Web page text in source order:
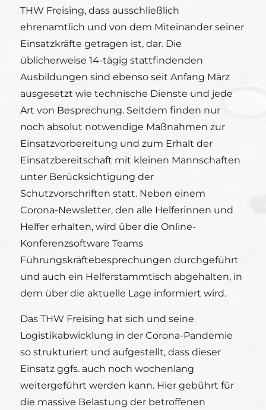
THW Freising, dass ausschließlich
ehrenamtlich und von dem Miteinander seiner
Einsatzkräfte getragen ist, dar. Die
üblicherweise 14-tägig stattfindenden
Ausbildungen sind ebenso seit Anfang März
ausgesetzt wie technische Dienste und jede
Art von Besprechung. Seitdem finden nur
noch absolut notwendige Maßnahmen zur
Einsatzvorbereitung und zum Erhalt der
Einsatzbereitschaft mit kleinen Mannschaften
unter Berücksichtigung der
Schutzvorschriften statt. Neben einem
Corona-Newsletter, den alle Helferinnen und
Helfer erhalten, wird über die Online-
Konferenzsoftware Teams
Führungskräftebesprechungen durchgeführt
und auch ein Helferstammtisch abgehalten, in
dem über die aktuelle Lage informiert wird.
Das THW Freising hat sich und seine
Logistikabwicklung in der Corona-Pandemie
so strukturiert und aufgestellt, dass dieser
Einsatz ggfs. auch noch wochenlang
weitergeführt werden kann. Hier gebührt für
die massive Belastung der betroffenen